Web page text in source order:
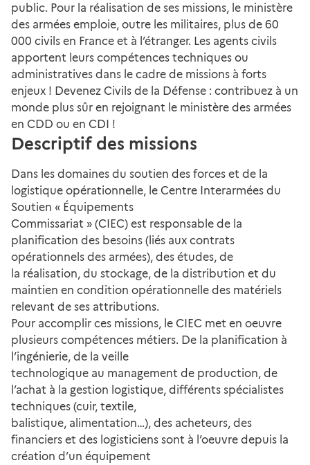
public. Pour la réalisation de ses missions, le ministère
des armées emploie, outre les militaires, plus de 60
000 civils en France et à l’étranger. Les agents civils
apportent leurs compétences techniques ou
administratives dans le cadre de missions à forts
enjeux ! Devenez Civils de la Défense : contribuez à un
monde plus sûr en rejoignant le ministère des armées
en CDD ou en CDI !
Descriptif des missions
Dans les domaines du soutien des forces et de la
logistique opérationnelle, le Centre Interarmées du
Soutien « Équipements
Commissariat » (CIEC) est responsable de la
planification des besoins (liés aux contrats
opérationnels des armées), des études, de
la réalisation, du stockage, de la distribution et du
maintien en condition opérationnelle des matériels
relevant de ses attributions.
Pour accomplir ces missions, le CIEC met en oeuvre
plusieurs compétences métiers. De la planification à
l’ingénierie, de la veille
technologique au management de production, de
l’achat à la gestion logistique, différents spécialistes
techniques (cuir, textile,
balistique, alimentation…), des acheteurs, des
financiers et des logisticiens sont à l’oeuvre depuis la
création d’un équipement